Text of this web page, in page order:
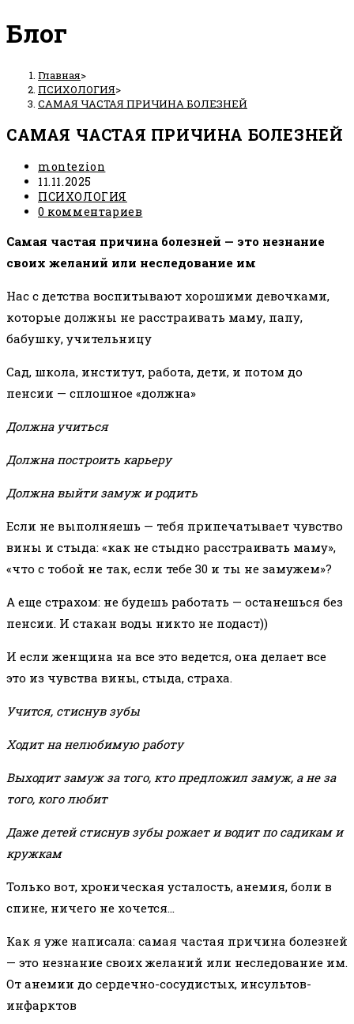
Блог
Главная>
ПСИХОЛОГИЯ>
САМАЯ ЧАСТАЯ ПРИЧИНА БОЛЕЗНЕЙ
САМАЯ ЧАСТАЯ ПРИЧИНА БОЛЕЗНЕЙ
Автор
записи:
montezion
Запись
опубликована:
11.11.2025
Рубрика
записи:
ПСИХОЛОГИЯ
Комментарии
записи:
0 комментариев
Самая частая причина болезней — это незнание
своих желаний или неследование им
Нас с детства воспитывают хорошими девочками,
которые должны не расстраивать маму, папу,
бабушку, учительницу
Сад, школа, институт, работа, дети, и потом до
пенсии — сплошное «должна»
Должна учиться
Должна построить карьеру
Должна выйти замуж и родить
Если не выполняешь — тебя припечатывает чувство
вины и стыда: «как не стыдно расстраивать маму»,
«что с тобой не так, если тебе 30 и ты не замужем»?
А еще страхом: не будешь работать — останешься без
пенсии. И стакан воды никто не подаст))
И если женщина на все это ведется, она делает все
это из чувства вины, стыда, страха.
Учится, стиснув зубы
Ходит на нелюбимую работу
Выходит замуж за того, кто предложил замуж, а не за
того, кого любит
Даже детей стиснув зубы рожает и водит по садикам и
кружкам
Только вот, хроническая усталость, анемия, боли в
спине, ничего не хочется…
Как я уже написала: самая частая причина болезней
— это незнание своих желаний или неследование им.
От анемии до сердечно-сосудистых, инсультов-
инфарктов